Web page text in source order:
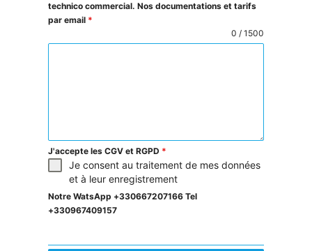
technico commercial. Nos documentations et tarifs
par email *
0 / 1500
J'accepte les CGV et RGPD *
Je consent au traitement de mes données
et à leur enregistrement
Notre WatsApp +330667207166 Tel
+330967409157